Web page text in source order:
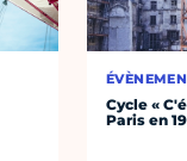
Cycle «
Paris en